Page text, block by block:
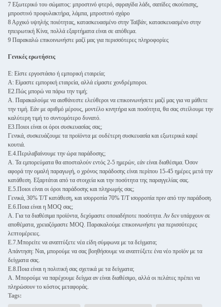
7 Εξωτερικό του σώματος: μπροστινό φτερό, σφραγίδα λάδι, σαπίδες σκούπισης,
μπροστινό προφυλακτήρα, λάμπα, μπροστινό σχάρο
8 Αρχικό υψηλής ποιότητας, κατασκευασμένο στην Ταϊβάν, κατασκευασμένο στην
ηπειρωτική Κίνα, πολλά εξαρτήματα είναι σε απόθεμα.
9 Παρακαλώ επικοινωνήστε μαζί μας για περισσότερες πληροφορίες
Γενικές ερωτήσεις
Ε: Είστε εργοστάσιο ή εμπορική εταιρεία;
Α: Είμαστε εμπορική εταιρεία, αλλά είμαστε χονδρέμποροι.
Ε2.Πώς μπορώ να πάρω την τιμή;
Α. Παρακαλούμε να αισθάνεστε ελεύθεροι να επικοινωνήσετε μαζί μας για να μάθετε
την τιμή. Εάν με αριθμό μέρους, μοντέλο κινητήρα και ποσότητα, θα σας στείλουμε την
καλύτερη τιμή το συντομότερο δυνατό.
Ε3.Ποιοι είναι οι όροι συσκευασίας σας;
Γενικά, συσκευάζουμε τα προϊόντα με ουδέτερη συσκευασία και εξωτερικά καφέ
κουτιά.
Ε.4.Περιλαβαίνουμε την ώρα παράδοσης;
Α. Τα εμπορεύματα θα αποσταλούν εντός 2-5 ημερών, εάν είναι διαθέσιμα. Όσον
αφορά την ομαλή παραγωγή, ο χρόνος παράδοσης είναι περίπου 15-45 ημέρες μετά την
κατάθεση. Εξαρτάται από τα στοιχεία και την ποσότητα της παραγγελίας σας.
Ε.5.Ποιοι είναι οι όροι παράδοσης και πληρωμής σας;
Γενικά, 30% T/T κατάθεση, και ισορροπία 70% T/T ισορροπία πριν από την παράδοση.
Ε.6.Ποια είναι η MOQ σας;
Α. Για τα διαθέσιμα προϊόντα, δεχόμαστε οποιαδήποτε ποσότητα. Αν δεν υπάρχουν σε
αποθέματα, χρειαζόμαστε MOQ. Παρακαλούμε επικοινωνήστε για περισσότερες
λεπτομέρειες.
Ε.7.Μπορείτε να αναπτύξετε νέα είδη σύμφωνα με τα δείγματα;
Απάντηση: Ναι, μπορούμε να σας βοηθήσουμε να αναπτύξετε ένα νέο προϊόν με τα
δείγματα σας.
Ε.8.Ποια είναι η πολιτική σας σχετικά με τα δείγματα;
Α. Μπορούμε να παρέχουμε δείγμα αν είναι διαθέσιμο, αλλά οι πελάτες πρέπει να
πληρώσουν το κόστος μεταφοράς.
Tags: